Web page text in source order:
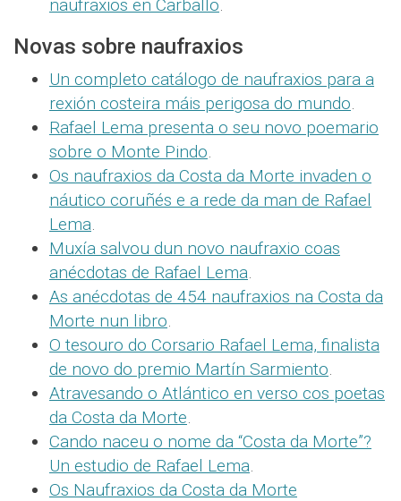
naufraxios en Carballo.
Novas sobre naufraxios
Un completo catálogo de naufraxios para a
rexión costeira máis perigosa do mundo.
Rafael Lema presenta o seu novo poemario
sobre o Monte Pindo.
Os naufraxios da Costa da Morte invaden o
náutico coruñés e a rede da man de Rafael
Lema.
Muxía salvou dun novo naufraxio coas
anécdotas de Rafael Lema.
As anécdotas de 454 naufraxios na Costa da
Morte nun libro.
O tesouro do Corsario Rafael Lema, finalista
de novo do premio Martín Sarmiento.
Atravesando o Atlántico en verso cos poetas
da Costa da Morte.
Cando naceu o nome da “Costa da Morte”?
Un estudio de Rafael Lema.
Os Naufraxios da Costa da Morte